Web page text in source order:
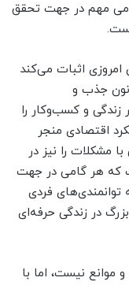
مهم در جهت تحقق
اثبات می‌کند
جذب و
زندگی و کسب‌وکار را
اقتصادی منجر
با مشکلات را نیز در
که هر گامی در جهت
توانمندی‌های فردی
در زندگی حرفه‌ای
موانع نیست، اما با